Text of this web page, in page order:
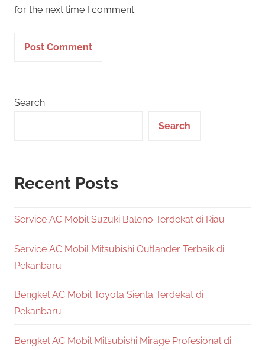
for the next time I comment.
Search
Search
Recent Posts
Service AC Mobil Suzuki Baleno Terdekat di Riau
Service AC Mobil Mitsubishi Outlander Terbaik di
Pekanbaru
Bengkel AC Mobil Toyota Sienta Terdekat di
Pekanbaru
Bengkel AC Mobil Mitsubishi Mirage Profesional di